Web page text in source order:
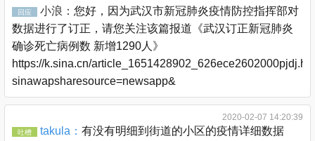
回应 小浪： 您好，因为武汉市新冠肺炎疫情防控指挥部对
数据进行了订正，请您关注该篇报道《武汉订正新冠肺炎
确诊死亡病例数 新增1290人》
https://k.sina.cn/
sinawapsharesource=newsapp&
2020-02-07 14:20:39
吐槽 takula： 有没有明细到街道的小区的疫情详细数据